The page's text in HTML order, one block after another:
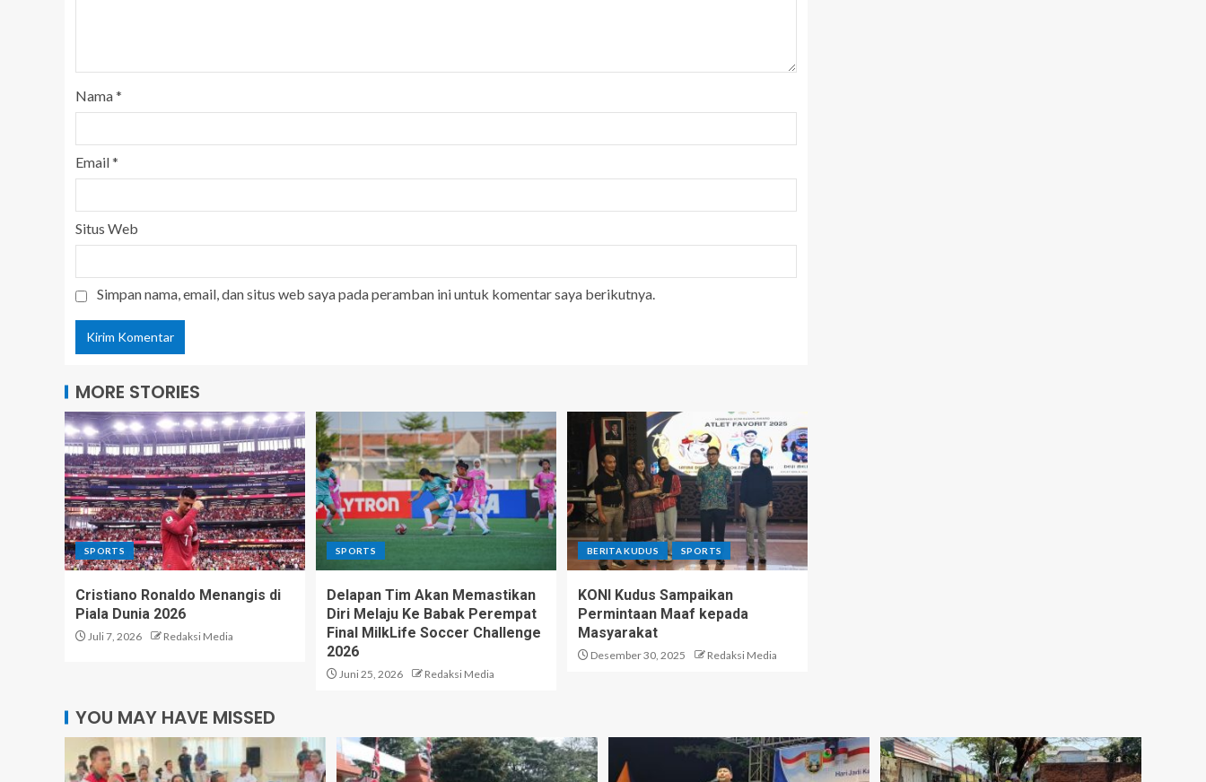
Nama*
Email*
Situs Web
Simpan nama, email, dan situs web saya pada peramban ini untuk komentar saya berikutnya.
MORE STORIES
SPORTS
Cristiano Ronaldo Menangis di
Piala Dunia 2026
Juli 7, 2026 Redaksi Media
SPORTS
Delapan Tim Akan Memastikan
Diri Melaju Ke Babak Perempat
Final MilkLife Soccer Challenge
2026
Juni 25, 2026 Redaksi Media
BERITA KUDUS SPORTS
KONI Kudus Sampaikan
Permintaan Maaf kepada
Masyarakat
Desember 30, 2025 Redaksi Media
YOU MAY HAVE MISSED